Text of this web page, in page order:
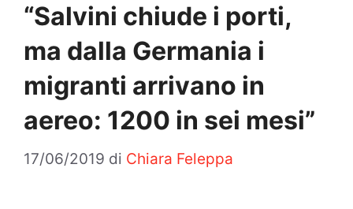
“Salvini chiude i porti,
ma dalla Germania i
migranti arrivano in
aereo: 1200 in sei mesi”
17/06/2019 di Chiara Feleppa